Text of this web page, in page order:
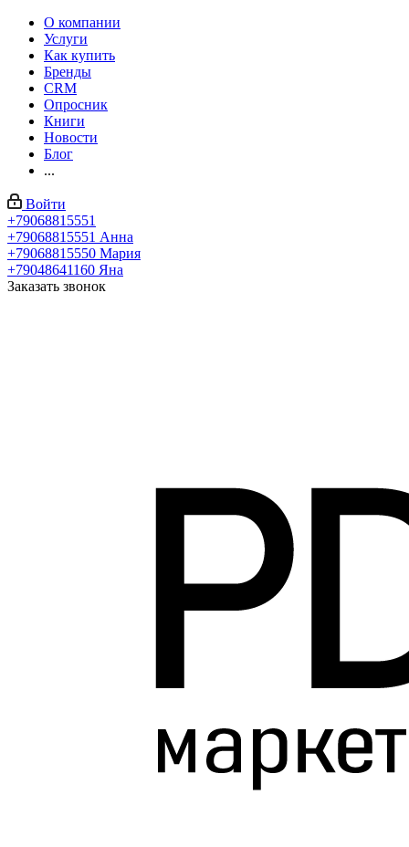
О компании
Услуги
Как купить
Бренды
CRM
Опросник
Книги
Новости
Блог
...
Войти
+79068815551
+79068815551 Анна
+79068815550 Мария
+79048641160 Яна
Заказать звонок